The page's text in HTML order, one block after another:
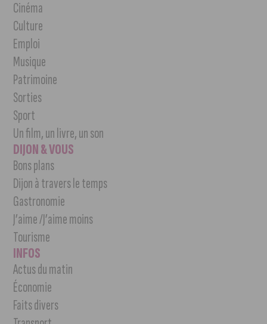
Cinéma
Culture
Emploi
Musique
Patrimoine
Sorties
Sport
Un film, un livre, un son
DIJON & VOUS
Bons plans
Dijon à travers le temps
Gastronomie
J’aime /J’aime moins
Tourisme
INFOS
Actus du matin
Économie
Faits divers